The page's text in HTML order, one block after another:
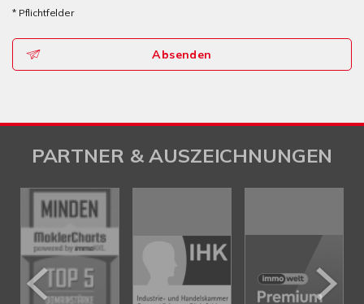
* Pflichtfelder
Absenden
PARTNER & AUSZEICHNUNGEN